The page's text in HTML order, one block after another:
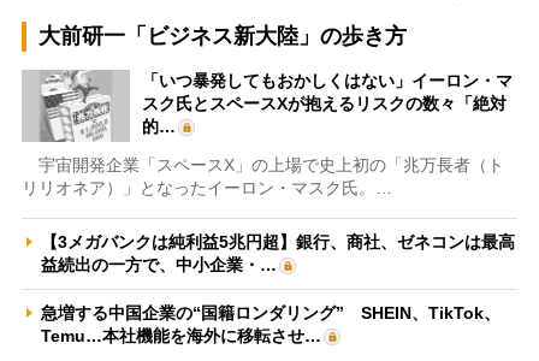
大前研一「ビジネス新大陸」の歩き方
「いつ暴発してもおかしくはない」イーロン・マ
スク氏とスペースXが抱えるリスクの数々「絶対
的…
宇宙開発企業「スペースX」の上場で史上初の「兆万長者（ト
リリオネア）」となったイーロン・マスク氏。…
【3メガバンクは純利益5兆円超】銀行、商社、ゼネコンは最高
益続出の一方で、中小企業・…
急増する中国企業の“国籍ロンダリング” SHEIN、TikTok、
Temu…本社機能を海外に移転させ…